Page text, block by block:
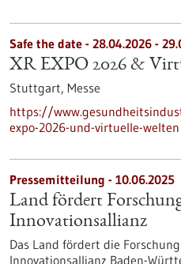
Safe the date - 28.04.2026 -
XR EXPO 2026 &
Stuttgart, Messe
https://
expo-2026-und-virtuelle-welten
Pressemitteilung - 10.06.2025
Land fördert
Innovationsallianz
Das Land fördert die
Innovationsallianz Baden-